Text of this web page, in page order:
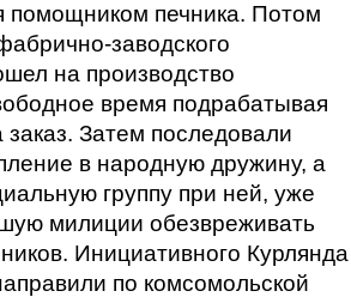
помощником печника. Потом
заводского
на производство
время подрабатывая
заказ. Затем последовали
в народную дружину, а
группу при ней, уже
милиции обезвреживать
Инициативного Курлянда
по комсомольской